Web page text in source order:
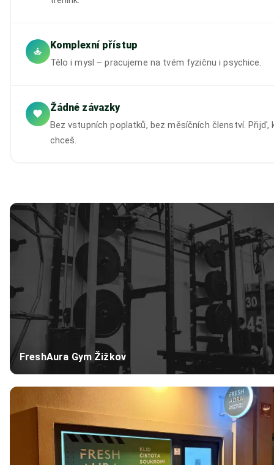
Komplexní přístup
Tělo i mysl – pracujeme na tvém fyzičnu i psychice.
Žádné závazky
Bez vstupních poplatků, bez měsíčních členství. Přijď,
chceš.
FreshAura Gym Žižkov